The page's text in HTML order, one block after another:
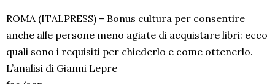
ROMA (ITALPRESS) – Bonus cultura per consentire
anche alle persone meno agiate di acquistare libri: ecco
quali sono i requisiti per chiederlo e come ottenerlo.
L’analisi di Gianni Lepre